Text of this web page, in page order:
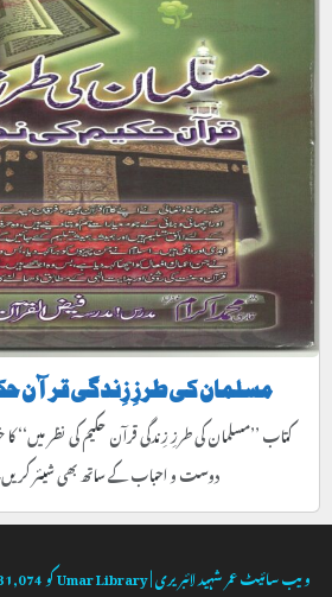
مسلمان کی طرزِ زِندگی قرآن
کتاب ’’مسلمان کی طرزِ زِندگی قرآن حکیم کی نظر میں‘‘
دوست و احباب کے ساتھ بھی شیئر
ویب سائیٹعمر شہید لائبریری | Umar Library کو